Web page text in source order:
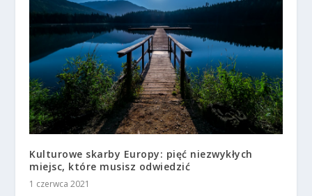
Kulturowe skarby Europy: pięć niezwykłych
miejsc, które musisz odwiedzić
1 czerwca 2021